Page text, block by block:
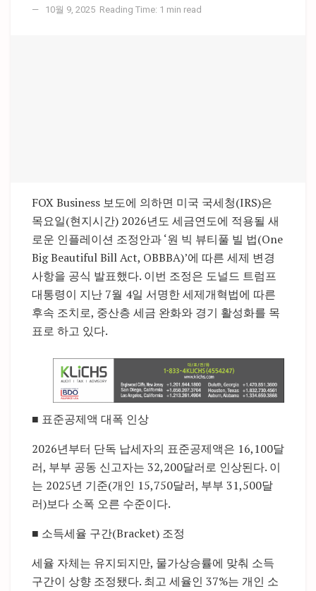
10월 9, 2025 Reading Time: 1 min read
FOX Business 보도에 의하면 미국 국세청(IRS)은
목요일(현지시간) 2026년도 세금연도에 적용될 새
로운 인플레이션 조정안과 ‘원 빅 뷰티풀 빌 법(One
Big Beautiful Bill Act, OBBBA)’에 따른 세제 변경
사항을 공식 발표했다. 이번 조정은 도널드 트럼프
대통령이 지난 7월 4일 서명한 세제개혁법에 따른
후속 조치로, 중산층 세금 완화와 경기 활성화를 목
표로 하고 있다.
■ 표준공제액 대폭 인상
2026년부터 단독 납세자의 표준공제액은 16,100달
러, 부부 공동 신고자는 32,200달러로 인상된다. 이
는 2025년 기준(개인 15,750달러, 부부 31,500달
러)보다 소폭 오른 수준이다.
■ 소득세율 구간(Bracket) 조정
세율 자체는 유지되지만, 물가상승률에 맞춰 소득
구간이 상향 조정됐다. 최고 세율인 37%는 개인 소